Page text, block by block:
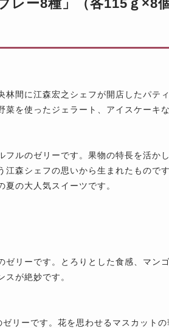
レー8種」（各115ｇ×8
間に江森宏之シェフが開店したパテ
を使ったジェラート、アイスケーキ
ルのゼリーです。果物の特長を活か
江森シェフの思いから生まれたもので
の大人気スイーツです。
リーです。とろりとした食感、マン
が絶妙です。
リーです。花を思わせるマスカットの